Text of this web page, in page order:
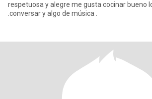
respetuosa y alegre me gusta cocinar bueno lo que puedo
.conversar y algo de música .